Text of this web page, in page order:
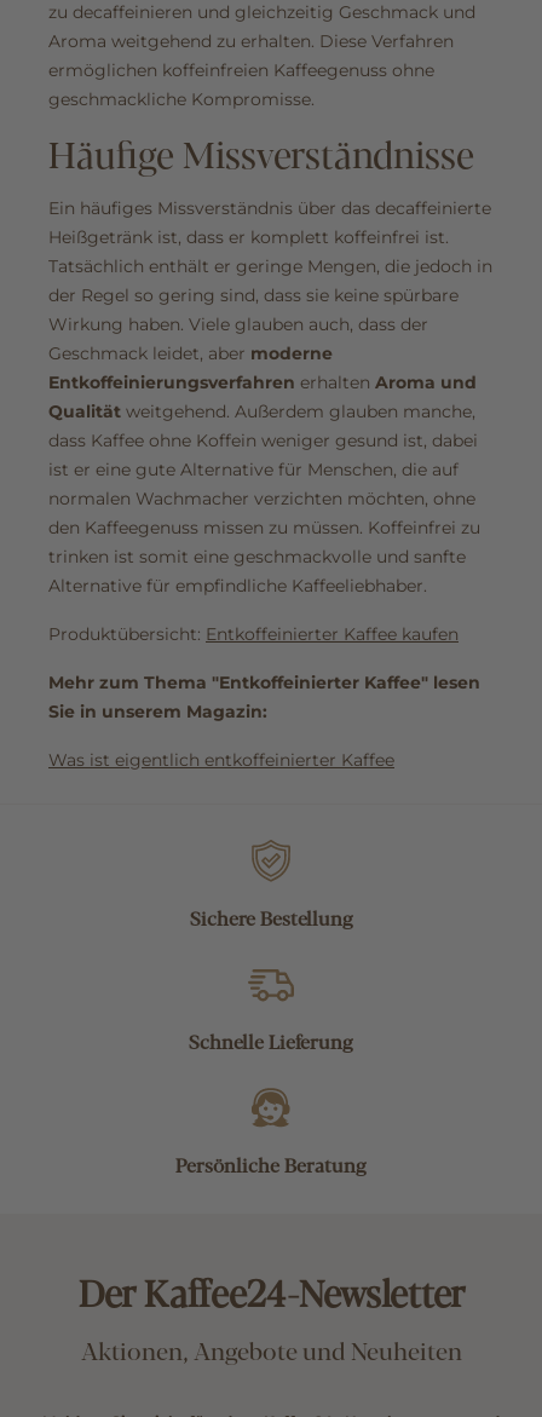
zu decaffeinieren und gleichzeitig Geschmack und
Aroma weitgehend zu erhalten. Diese Verfahren
ermöglichen koffeinfreien Kaffeegenuss ohne
geschmackliche Kompromisse.
Häufige Missverständnisse
Ein häufiges Missverständnis über das decaffeinierte
Heißgetränk ist, dass er komplett koffeinfrei ist.
Tatsächlich enthält er geringe Mengen, die jedoch in
der Regel so gering sind, dass sie keine spürbare
Wirkung haben. Viele glauben auch, dass der
Geschmack leidet, aber moderne
Entkoffeinierungsverfahren erhalten Aroma und
Qualität weitgehend. Außerdem glauben manche,
dass Kaffee ohne Koffein weniger gesund ist, dabei
ist er eine gute Alternative für Menschen, die auf
normalen Wachmacher verzichten möchten, ohne
den Kaffeegenuss missen zu müssen. Koffeinfrei zu
trinken ist somit eine geschmackvolle und sanfte
Alternative für empfindliche Kaffeeliebhaber.
Produktübersicht: Entkoffeinierter Kaffee kaufen
Mehr zum Thema "Entkoffeinierter Kaffee" lesen
Sie in unserem Magazin:
Was ist eigentlich entkoffeinierter Kaffee
Sichere Bestellung
Schnelle Lieferung
Persönliche Beratung
Der Kaffee24-Newsletter
Aktionen, Angebote und Neuheiten